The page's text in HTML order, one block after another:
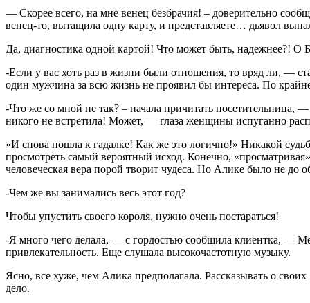
— Скорее всего, на мне венец безбрачия! – доверительно
венец-то, вытащила одну карту, и представляете… дьявол
Да, диагностика одной картой! Что может быть, надежнее?! О
-Если у вас хоть раз в жизни были отношения, то вряд ли, —
один мужчина за всю жизнь не проявил бы интереса. По
-Что же со мной не так? – начала причитать посетительница,
никого не встретила! Может, — глаза женщины испуганно
«И снова пошла к гадалке! Как же это логично!» Никакой
просмотреть самый вероятный исход. Конечно,
человеческая вера порой творит чудеса. Но Алике было не до
-Чем же вы занимались весь этот год?
Чтобы упустить своего короля, нужно очень постараться!
-Я много чего делала, — с гордостью сообщила клиентка, —
привлекательность. Еще слушала высокочастотную музыку.
Ясно, все хуже, чем Алика предполагала. Рассказывать о
дело.